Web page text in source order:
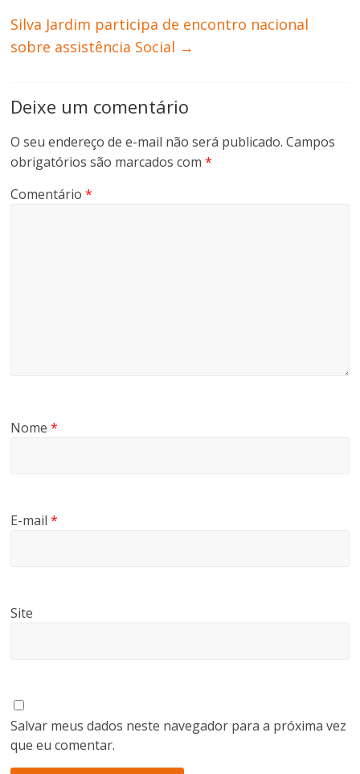
Silva Jardim participa de encontro nacional
sobre assistência Social →
Deixe um comentário
O seu endereço de e-mail não será publicado. Campos
obrigatórios são marcados com*
Comentário*
Nome*
E-mail*
Site
Salvar meus dados neste navegador para a próxima vez
que eu comentar.